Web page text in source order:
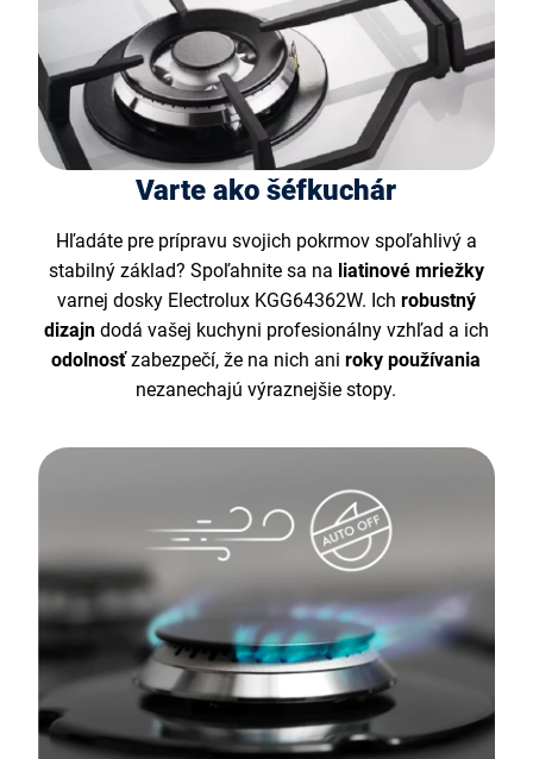
Varte ako šéfkuchár
Hľadáte pre prípravu svojich pokrmov spoľahlivý a
stabilný základ? Spoľahnite sa na liatinové mriežky
varnej dosky Electrolux KGG64362W. Ich robustný
dizajndodá vašej kuchyni profesionálny vzhľad a ich
odolnosťzabezpečí, že na nich aniroky používania
nezanechajú výraznejšie stopy.